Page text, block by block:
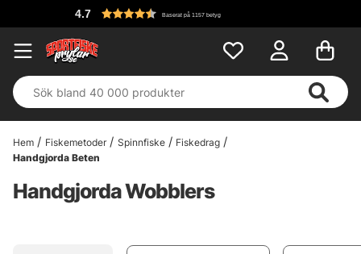
4.7 Baserat på 1157 betyg
Hem Fiskemetoder Spinnfiske
Fiskedrag
Handgjorda Beten
Handgjorda Wobblers